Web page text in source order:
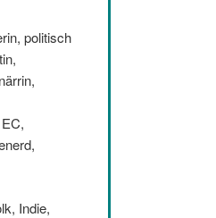
politisch
Indie,